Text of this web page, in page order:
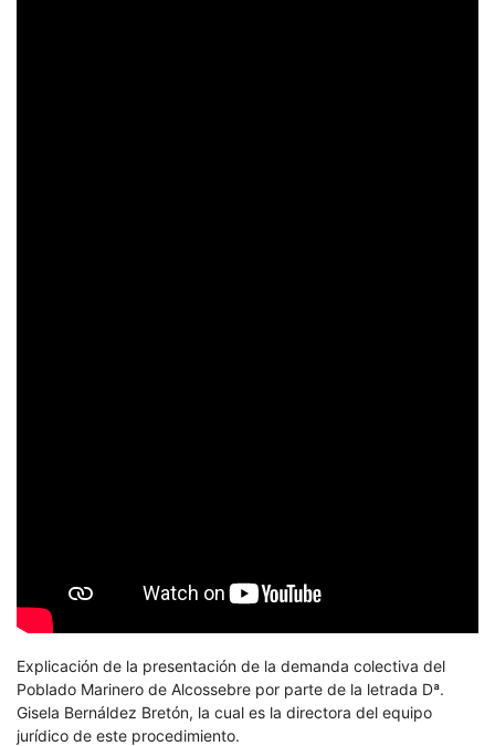
Explicación de la presentación de la demanda colectiva del
Poblado Marinero de Alcossebre por parte de la letrada Dª.
Gisela Bernáldez Bretón, la cual es la directora del equipo
jurídico de este procedimiento.